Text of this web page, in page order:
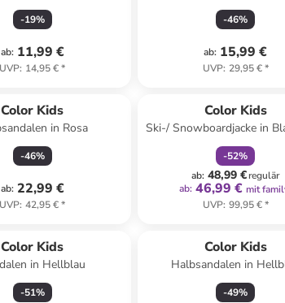
-19%
ab: 11,99 €
UVP: 14,95 €*
-46%
ab: 15,99 €
UVP: 29,95 €*
Color Kids
in Rosa
-46%
ab: 22,99 €
UVP: 42,95 €*
Color Kids
Ski-/ Snowboardjacke in
-52%
ab: 48,99 €regulär
ab: 46,99 € mit
UVP: 99,95 €*
Color Kids
in Hellblau
-51%
Color Kids
Halbsandalen in
-49%